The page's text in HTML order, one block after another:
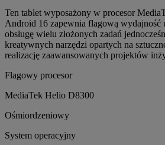
Ten tablet wyposażony w procesor
Android 16 zapewnia flagową wydajność
obsługę wielu złożonych zadań
kreatywnych narzędzi opartych na
realizację zaawansowanych projektów
Flagowy procesor
MediaTek Helio D8300
Ośmiordzeniowy
System operacyjny